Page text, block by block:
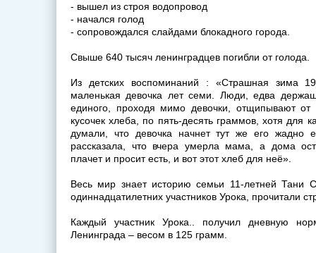
- вышел из строя водопровод
- начался голод
- сопровождался слайдами блокадного города.
Свыше 640 тысяч ленинградцев погибли от голода.
Из детских воспоминаний : «Страшная зима
маленькая девочка лет семи. Люди, едва
единого, проходя мимо девочки, отщипывают от
кусочек хлеба, по пять-десять граммов, хотя для
думали, что девочка начнет тут же его жадно
рассказала, что вчера умерла мама, а дома
плачет и просит есть, и вот этот хлеб для неё».
Весь мир знает историю семьи 11-летней Тани
одиннадцатилетних участников Урока, прочитали
Каждый участник Урока.. получил дневную
Ленинграда – весом в 125 грамм.